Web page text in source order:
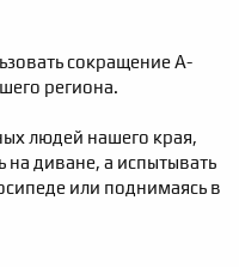
сокращение А-
региона.
людей нашего края,
на диване, а испытывать
или поднимаясь в